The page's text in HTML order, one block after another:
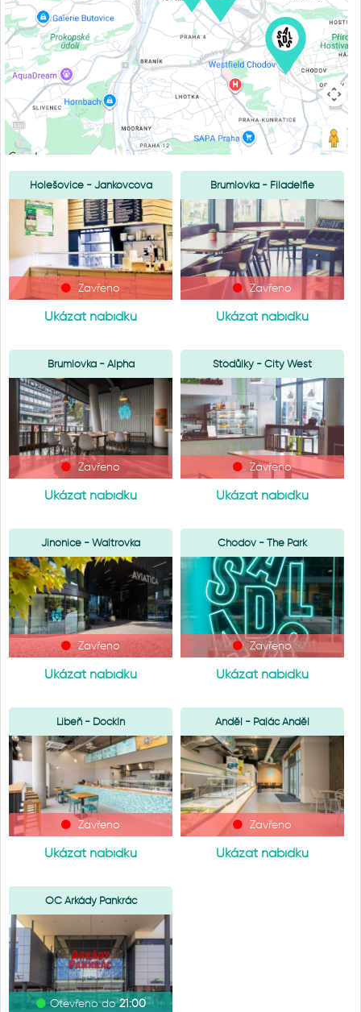
Holešovice - Jankovcova
Zavřeno
Ukázat nabídku
Brumlovka - Filadelfie
Zavřeno
Ukázat nabídku
Brumlovka - Alpha
Zavřeno
Ukázat nabídku
Stodůlky - City West
Zavřeno
Ukázat nabídku
Jinonice - Waltrovka
Zavřeno
Ukázat nabídku
Chodov - The Park
Zavřeno
Ukázat nabídku
Libeň - DockIn
Zavřeno
Ukázat nabídku
Anděl - Palác Anděl
Zavřeno
Ukázat nabídku
OC Arkády Pankrác
Otevřeno do21:00